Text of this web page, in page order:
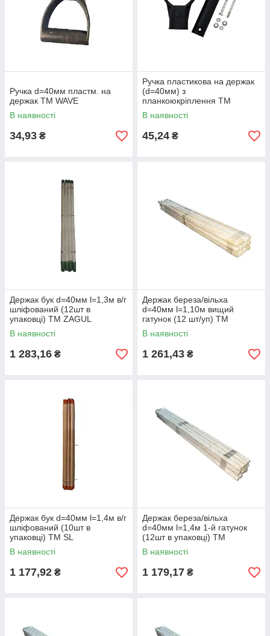
Ручка d=40мм пластм. на
держак ТМ WAVE
В наявності
34,93 ₴
Ручка пластикова на держак
(d=40мм) з
планкоюкріплення ТМ
ЛЕМІРА
В наявності
45,24 ₴
Держак бук d=40мм l=1,3м в/г
шліфований (12шт в
упаковці) ТМ ZAGUL
В наявності
1 283,16 ₴
Держак береза/вільха
d=40мм l=1,10м вищий
гатунок (12 шт/уп) ТМ
ZHYTOMYR
В наявності
1 261,43 ₴
Держак бук d=40мм l=1,4м в/г
шліфований (10шт в
упаковці) ТМ SL
В наявності
1 177,92 ₴
Держак береза/вільха
d=40мм l=1,4м 1-й гатунок
(12шт в упаковці) ТМ
ZHYTOMYR
В наявності
1 179,17 ₴